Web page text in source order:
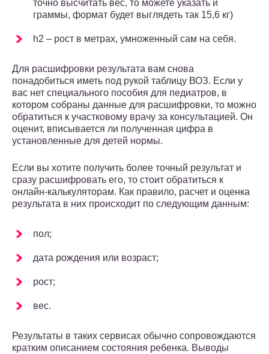
точно высчитать вес, то можете указать и
граммы, формат будет выглядеть так 15,6 кг)
h2 – рост в метрах, умноженный сам на себя.
Для расшифровки результата вам снова
понадобиться иметь под рукой таблицу ВОЗ. Если у
вас нет специального пособия для педиатров, в
котором собраны данные для расшифровки, то можно
обратиться к участковому врачу за консультацией. Он
оценит, вписывается ли полученная цифра в
установленные для детей нормы.
Если вы хотите получить более точный результат и
сразу расшифровать его, то стоит обратиться к
онлайн-калькуляторам. Как правило, расчет и оценка
результата в них происходит по следующим данным:
пол;
дата рождения или возраст;
рост;
вес.
Результаты в таких сервисах обычно сопровождаются
кратким описанием состояния ребенка. Выводы